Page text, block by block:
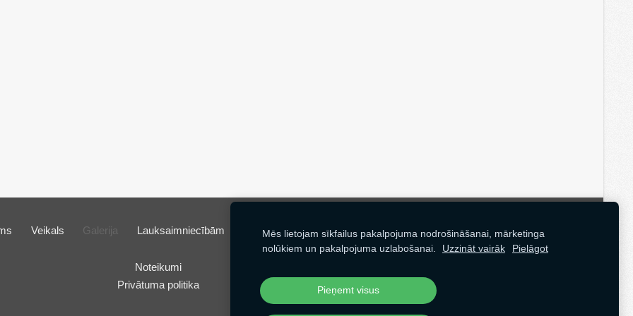
Veikals Galerija Lauksaimniecībām Kontakti Sīkdatnes
Noteikumi
Privātuma politika
Mēs lietojam sīkfailus pakalpojuma nodrošināšanai, mārketinga
nolūkiem un pakalpojuma uzlabošanai.
Uzzināt vairāk Pielāgot
Pieņemt visus